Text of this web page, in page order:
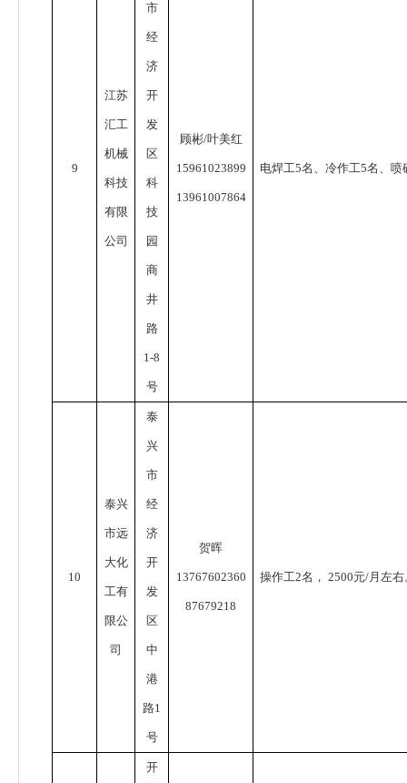
9
江苏
汇工
机械
科技
有限
公司
市
经
济
开
发
区
科
技
园
商
井
路
1-8
号
顾彬/叶美红
15961023899
13961007864
电焊工5名、冷作工5名、喷
10
泰兴
市远
大化
工有
限公
司
泰
兴
市
经
济
开
发
区
中
港
路1
号
贺晖
13767602360
87679218
操作工2名， 2500元/月左
开